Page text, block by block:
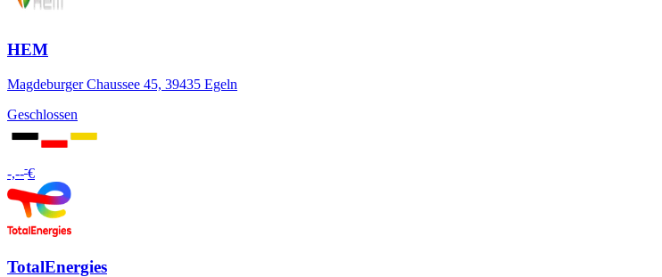
HEM
Magdeburger Chaussee 45, 39435 Egeln
Geschlossen
-,---€
TotalEnergies